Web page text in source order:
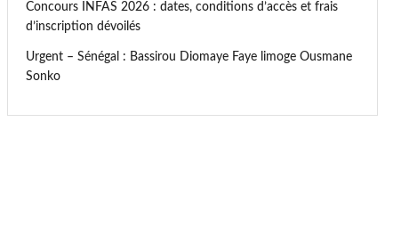
Concours INFAS 2026 : dates, conditions d’accès et frais
d’inscription dévoilés
Urgent – Sénégal : Bassirou Diomaye Faye limoge Ousmane
Sonko